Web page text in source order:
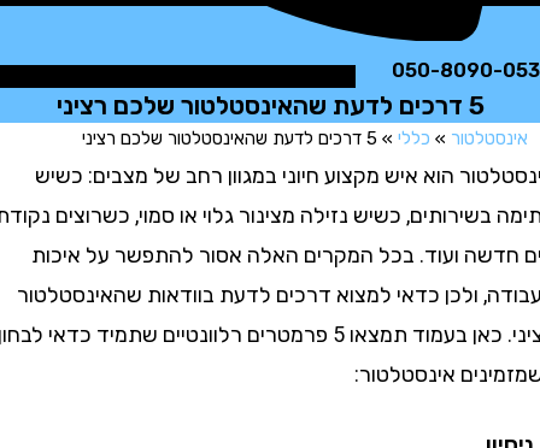
050-
»כללי»5 דרכים לדעת שהאינסטלטור שלכם רציני
הוא איש מקצוע חיוני במגוון רחב של מצבים: כשיש
כשיש נזילה מצינור גלוי או סמוי, כשרוצים נקודת
ועוד. בכל המקרים האלה אסור להתפשר על איכות
ולכן כדאי למצוא דרכים לדעת בוודאות שהאינסטלטור
רציני. כאן בעמוד תמצאו 5 פרמטרים רלוונטיים שתמיד כדאי לבחון
אינסטלטור: